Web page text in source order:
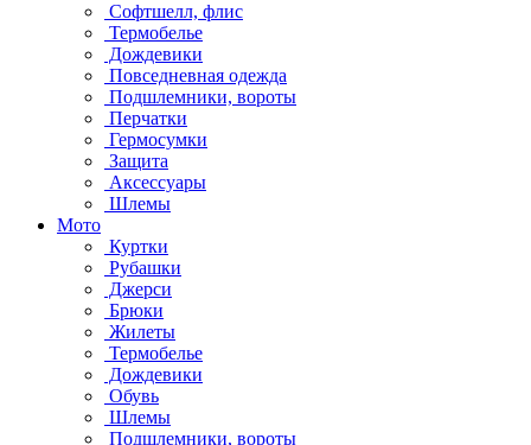
Софтшелл, флис
Термобелье
Дождевики
Повседневная одежда
Подшлемники, вороты
Перчатки
Гермосумки
Защита
Аксессуары
Шлемы
Мото
Куртки
Рубашки
Джерси
Брюки
Жилеты
Термобелье
Дождевики
Обувь
Шлемы
Подшлемники, вороты